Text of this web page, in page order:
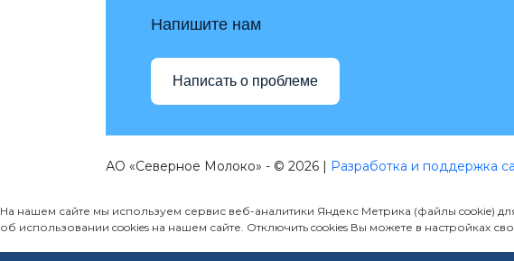
Напишите нам
Написать о проблеме
АО «Северное Молоко» - © 2026 | Разработка и поддержка
На нашем сайте мы используем сервис веб-аналитики Яндекс Метрика (файлы
об использовании cookies на нашем сайте. Отключить cookies Вы можете в настройках